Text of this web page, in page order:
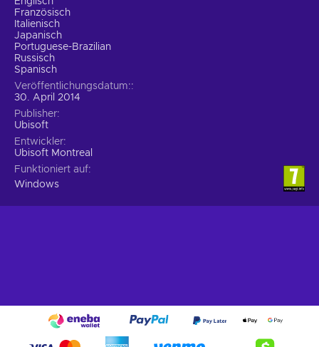
Französisch
Italienisch
Japanisch
Portuguese-Brazilian
Russisch
Spanisch
Veröffentlichungsdatum:
30. April 2014
Publisher
Ubisoft
Entwickler
Ubisoft Montreal
Funktioniert auf
Windows